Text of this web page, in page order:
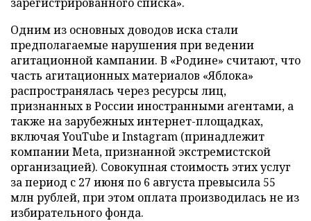
Одним из основных доводов иска стали
предполагаемые нарушения при ведении
агитационной кампании. В «Родине» считают, что
часть агитационных материалов «Яблока»
распространялась через ресурсы лиц,
признанных в России иностранными агентами, а
также на зарубежных интернет-площадках,
включая YouTube и Instagram (принадлежит
компании Meta, признанной экстремистской
организацией). Совокупная стоимость этих услуг
за период с 27 июня по 6 августа превысила 55
млн рублей, при этом оплата производилась не из
избирательного фонда.